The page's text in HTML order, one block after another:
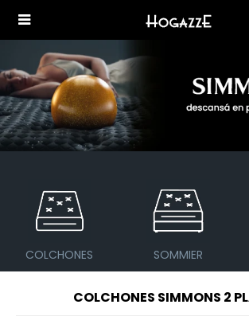

COLCHONES SOMMIER
COLCHONES SIMMONS 2